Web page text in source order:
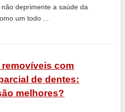
deprimente a saúde da
um todo ...
com
de dentes:
melhores?